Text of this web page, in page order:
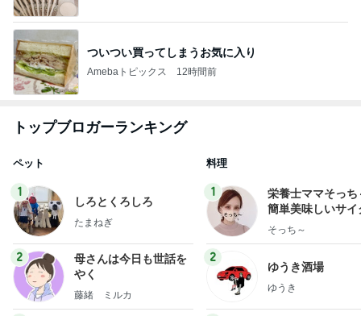
ついつい買ってしまうお気に入り
Amebaトピックス 12時間前
トップブロガーランキング
ペット
1
しろとくろしろ
たまねぎ
2
母さんは今日も世話を
やく
藤緒 ミルカ
料理
1
栄養士ママそっち
簡単美味しいサイ
献立
そっち～
2
ゆうき酒場
ゆうき